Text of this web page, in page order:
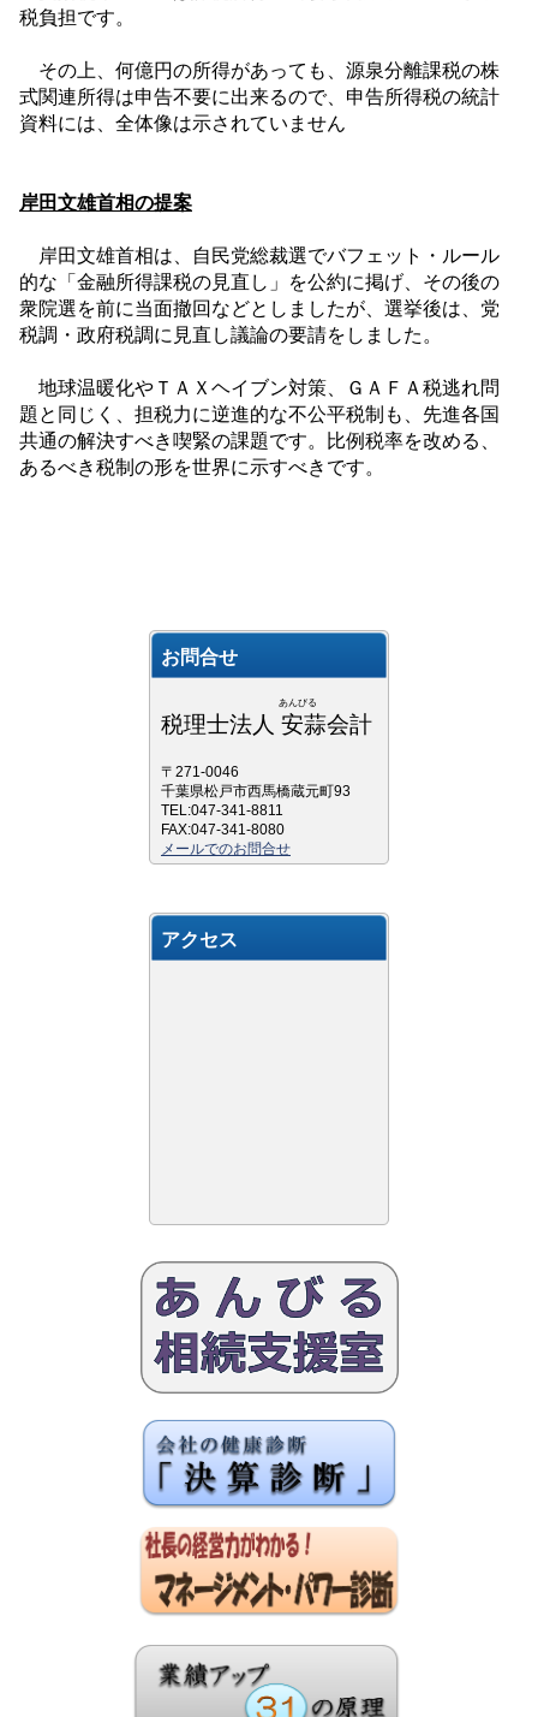
税負担です。
その上、何億円の所得があっても、源泉分離課税の株
式関連所得は申告不要に出来るので、申告所得税の統計
資料には、全体像は示されていません
岸田文雄首相の提案
岸田文雄首相は、自民党総裁選でバフェット・ルール
的な「金融所得課税の見直し」を公約に掲げ、その後の
衆院選を前に当面撤回などとしましたが、選挙後は、党
税調・政府税調に見直し議論の要請をしました。
地球温暖化やＴＡＸヘイブン対策、ＧＡＦＡ税逃れ問
題と同じく、担税力に逆進的な不公平税制も、先進各国
共通の解決すべき喫緊の課題です。比例税率を改める、
あるべき税制の形を世界に示すべきです。
お問合せ
あんびる
税理士法人 安蒜会計
〒271-0046
千葉県松戸市西馬橋蔵元町93
TEL:047-341-8811
FAX:047-341-8080
メールでのお問合せ
アクセス